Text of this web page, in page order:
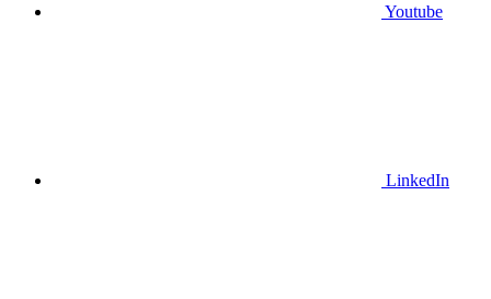
Youtube
LinkedIn